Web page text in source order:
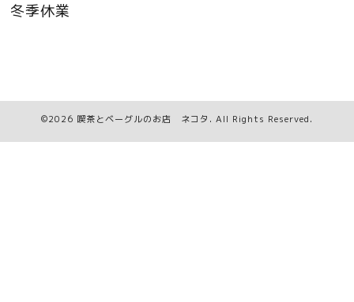
冬季休業
©2026 喫茶とベーグルのお店 ネコタ . All Rights Reserved.